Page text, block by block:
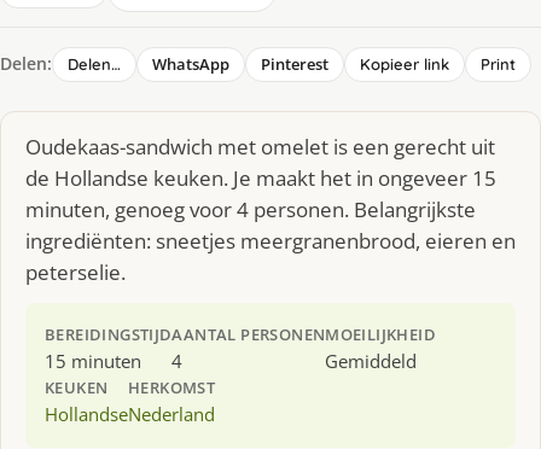
Delen: Delen… WhatsApp Pinterest Kopieer link Print
Oudekaas-sandwich met omelet is een gerecht uit
de Hollandse keuken. Je maakt het in ongeveer 15
minuten, genoeg voor 4 personen. Belangrijkste
ingrediënten: sneetjes meergranenbrood, eieren en
peterselie.
BEREIDINGSTIJD
15 minuten
AANTAL PERSONEN
4
MOEILIJKHEID
Gemiddeld
KEUKEN
Hollandse
HERKOMST
Nederland